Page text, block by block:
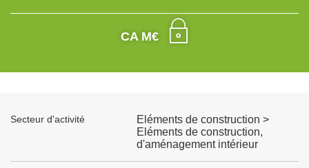
CA M€
Secteur d'activité
Eléments de construction >
Eléments de construction,
d'aménagement intérieur